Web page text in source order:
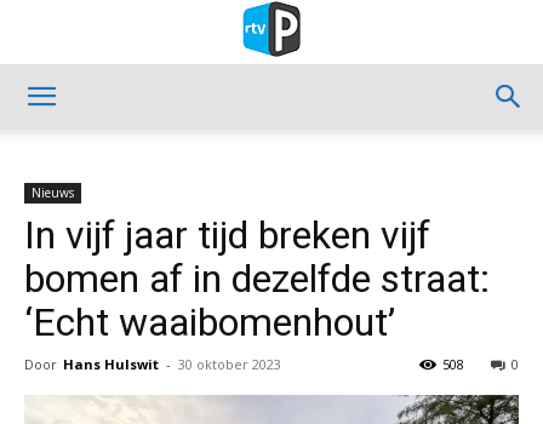
Nieuws
In vijf jaar tijd breken vijf
bomen af in dezelfde straat:
‘Echt waaibomenhout’
Door Hans Hulswit - 30 oktober 2023 0
508